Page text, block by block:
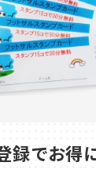
録でお得に